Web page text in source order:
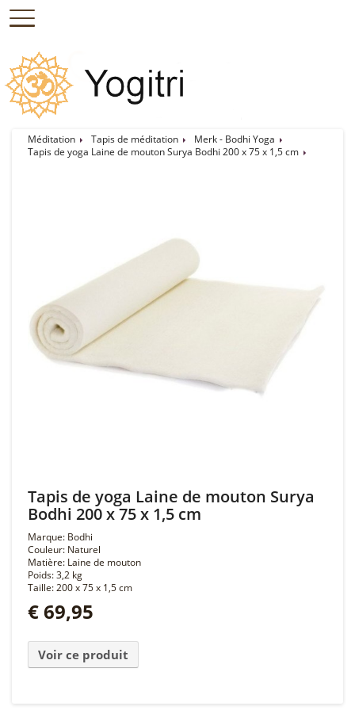
Méditation Tapis de méditation
Merk - Bodhi Yoga
Tapis de yoga Laine de mouton Surya Bodhi 200 x 75 x 1,5 cm
Tapis de yoga Laine de mouton Surya
Bodhi 200 x 75 x 1,5 cm
Marque: Bodhi
Couleur: Naturel
Matière: Laine de mouton
Poids: 3,2 kg
Taille: 200 x 75 x 1,5 cm
€ 69,95
Voir ce produit